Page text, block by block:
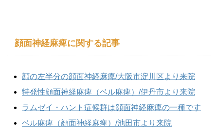
顔面神経麻痺に関する記事
顔の左半分の顔面神経麻痺/大阪市淀川区より来院
特発性顔面神経麻痺（ベル麻痺）/伊丹市より来院
ラムゼイ・ハント症候群は顔面神経麻痺の一種です
ベル麻痺（顔面神経麻痺）/池田市より来院